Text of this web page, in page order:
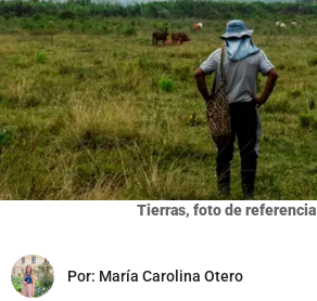
Tierras, foto de referencia
Por: María Carolina Otero